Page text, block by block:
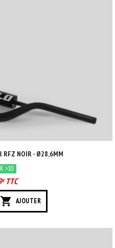
RFZ NOIR - Ø28,6MM
>10
€TTC
AJOUTER